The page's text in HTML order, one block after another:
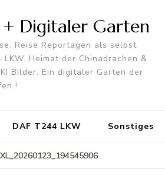
Digitaler Garten
Reise Reportagen als selbst
Heimat der Chinadrachen &
Bilder. Ein digitaler Garten der
!
DAF T244 LKW Sonstiges